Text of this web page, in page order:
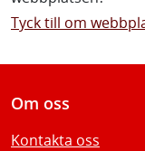
Tyck till om
Om oss
Kontakta oss